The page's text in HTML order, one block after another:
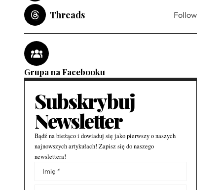
Threads Follow
Grupa na Facebooku
Subskrybuj
Newsletter
Bądź na bieżąco i dowiaduj się jako pierwszy o naszych
najnowszych artykułach! Zapisz się do naszego
newslettera!
Alternative: